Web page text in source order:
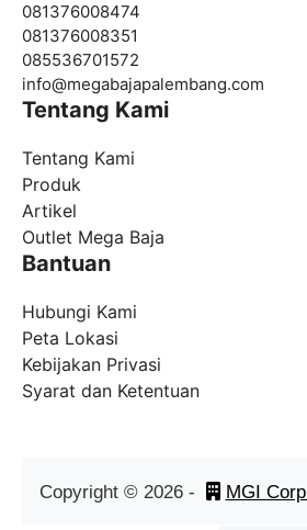
081376008474
081376008351
085536701572
info@megabajapalembang.com
Tentang Kami
Tentang Kami
Produk
Artikel
Outlet Mega Baja
Bantuan
Hubungi Kami
Peta Lokasi
Kebijakan Privasi
Syarat dan Ketentuan
Copyright © 2026- MGI Corp